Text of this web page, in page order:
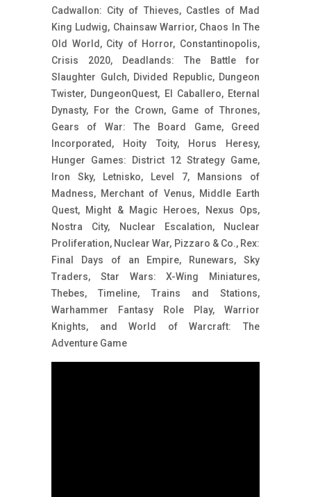
Cadwallon: City of Thieves, Castles of Mad
King Ludwig, Chainsaw Warrior, Chaos In The
Old World, City of Horror, Constantinopolis,
Crisis 2020, Deadlands: The Battle for
Slaughter Gulch, Divided Republic, Dungeon
Twister, DungeonQuest, El Caballero, Eternal
Dynasty, For the Crown, Game of Thrones,
Gears of War: The Board Game, Greed
Incorporated, Hoity Toity, Horus Heresy,
Hunger Games: District 12 Strategy Game,
Iron Sky, Letnisko, Level 7, Mansions of
Madness, Merchant of Venus, Middle Earth
Quest, Might & Magic Heroes, Nexus Ops,
Nostra City, Nuclear Escalation, Nuclear
Proliferation, Nuclear War, Pizzaro & Co., Rex:
Final Days of an Empire, Runewars, Sky
Traders, Star Wars: X-Wing Miniatures,
Thebes, Timeline, Trains and Stations,
Warhammer Fantasy Role Play, Warrior
Knights, and World of Warcraft: The
Adventure Game